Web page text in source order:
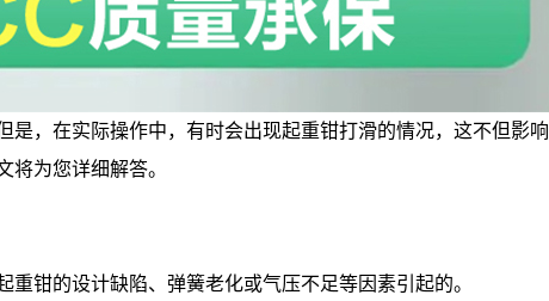
是，在实际操作中，有时会出现起重钳打滑的情况，这不但影
将为您详细解答。
钳的设计缺陷、弹簧老化或气压不足等因素引起的。